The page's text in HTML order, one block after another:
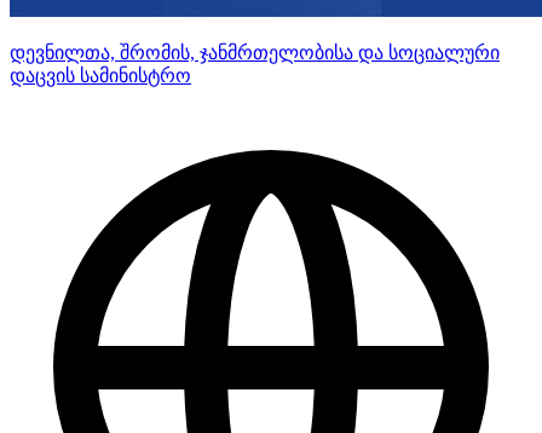
დევნილთა, შრომის, ჯანმრთელობისა და სოციალური
დაცვის სამინისტრო